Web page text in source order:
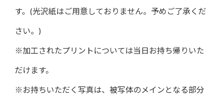
す。(光沢紙はご用意しておりません。予めご了承くだ
さい。)
※加工されたプリントについては当日お持ち帰りいた
だけます。
※お持ちいただく写真は、被写体のメインとなる部分